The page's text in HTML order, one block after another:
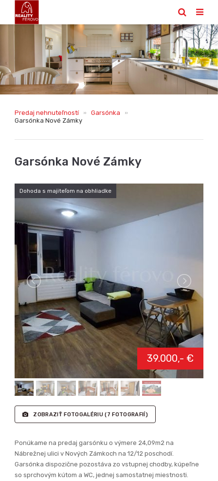
Predaj nehnuteľností
Garsónka
Garsónka Nové Zámky
Garsónka Nové Zámky
39.000,- €
Dohoda s majiteľom na obhliadke
ZOBRAZIŤ FOTOGALÉRIU(7 FOTOGRAFIÍ)
Ponúkame na predaj garsónku o výmere 24,09m2 na
Nábrežnej ulici v Nových Zámkoch na 12/12 poschodí.
Garsónka dispozične pozostáva zo vstupnej chodby, kúpeľne
so sprchovým kútom a WC, jednej samostatnej miestnosti.